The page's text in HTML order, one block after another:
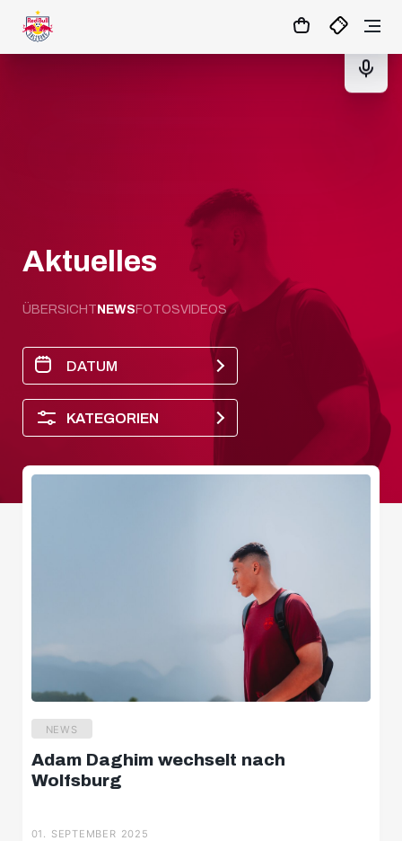
08:50 TICKETS
Aktuelles
ÜBERSICHT NEWS FOTOSVIDEOS
DATUM
KATEGORIEN
Spielerporträt
NEWS
Adam Daghim wechselt nach
Wolfsburg
01. SEPTEMBER 2025